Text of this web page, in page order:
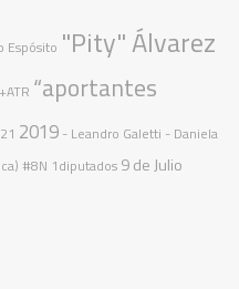
Espósito "Pity" Álvarez
+ATR “aportantes
2019 - Leandro Galetti - Daniela
#8N 1diputados 9 de Julio